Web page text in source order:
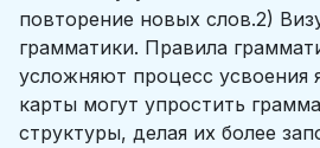
повторение новых слов.2)
грамматики. Правила
усложняют процесс усвоения
карты могут упростить
структуры, делая их более